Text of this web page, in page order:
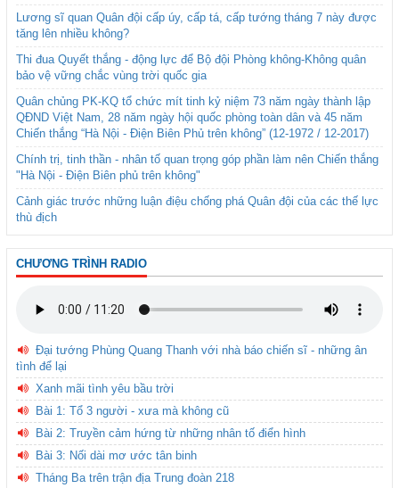
Lương sĩ quan Quân đội cấp úy, cấp tá, cấp tướng tháng 7 này được
tăng lên nhiều không?
Thi đua Quyết thắng - động lực để Bộ đội Phòng không-Không quân
bảo vệ vững chắc vùng trời quốc gia
Quân chủng PK-KQ tổ chức mít tinh kỷ niệm 73 năm ngày thành lập
QĐND Việt Nam, 28 năm ngày hội quốc phòng toàn dân và 45 năm
Chiến thắng “Hà Nội - Điện Biên Phủ trên không” (12-1972 / 12-2017)
Chính trị, tinh thần - nhân tố quan trọng góp phần làm nên Chiến thắng
"Hà Nội - Điện Biên phủ trên không"
Cảnh giác trước những luận điệu chống phá Quân đội của các thế lực
thù địch
CHƯƠNG TRÌNH RADIO
Đại tướng Phùng Quang Thanh với nhà báo chiến sĩ - những ân
tình để lại
Xanh mãi tình yêu bầu trời
Bài 1: Tổ 3 người - xưa mà không cũ
Bài 2: Truyền cảm hứng từ những nhân tố điển hình
Bài 3: Nối dài mơ ước tân binh
Tháng Ba trên trận địa Trung đoàn 218